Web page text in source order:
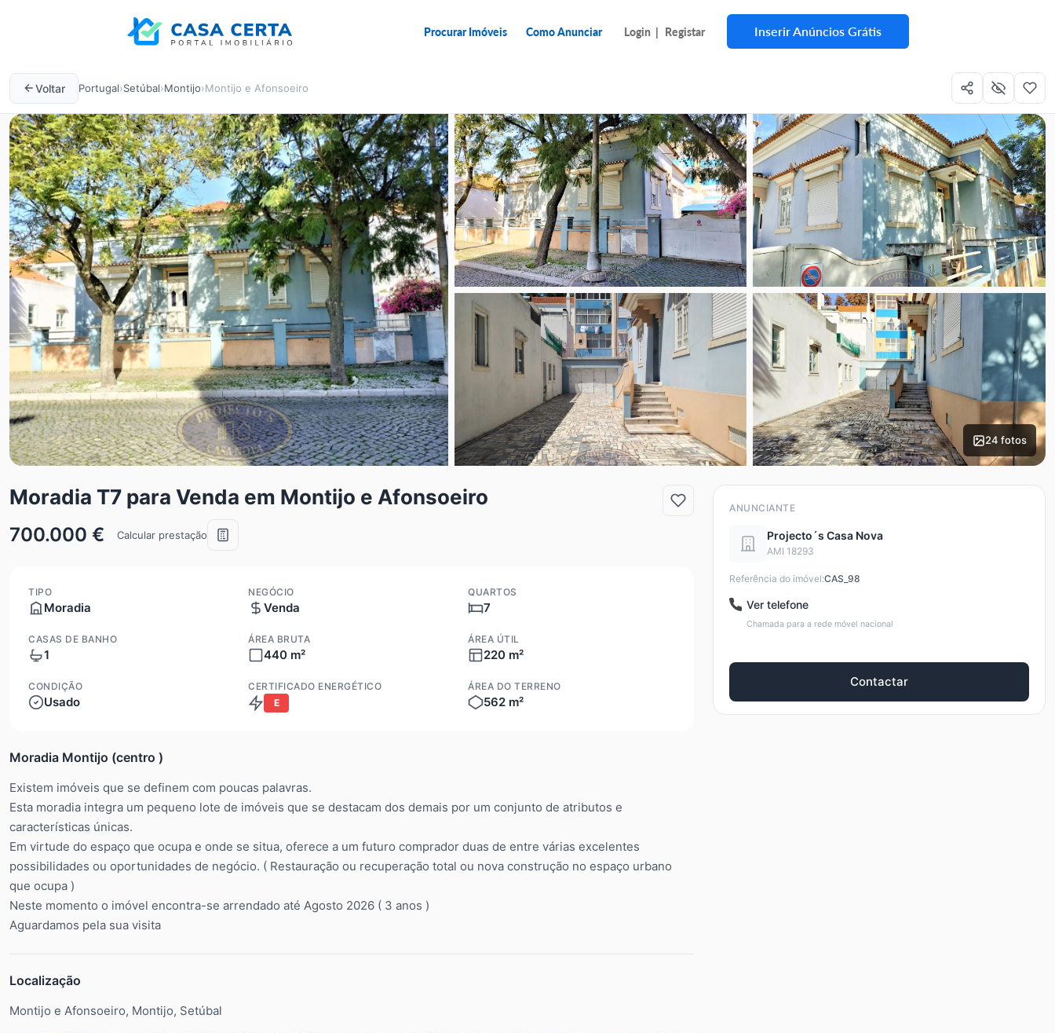
Procurar Imóveis Como Anunciar Login | Registar Inserir Anúncios Grátis
Voltar Portugal›Setúbal›Montijo›Montijo e Afonsoeiro
24 fotos
Moradia T7 para Venda em Montijo e Afonsoeiro
700.000 € Calcular prestação
TIPO
Moradia
NEGÓCIO
Venda
QUARTOS
7
CASAS DE BANHO
1
ÁREA BRUTA
440 m²
ÁREA ÚTIL
220 m²
CONDIÇÃO
Usado
CERTIFICADO ENERGÉTICO
E
ÁREA DO TERRENO
562 m²
Moradia Montijo (centro )
Existem imóveis que se definem com poucas palavras.
Esta moradia integra um pequeno lote de imóveis que se destacam dos demais por um conjunto de atributos e
características únicas.
Em virtude do espaço que ocupa e onde se situa, oferece a um futuro comprador duas de entre várias excelentes
possibilidades ou oportunidades de negócio. ( Restauração ou recuperação total ou nova construção no espaço urbano
que ocupa )
Neste momento o imóvel encontra-se arrendado até Agosto 2026 ( 3 anos )
Aguardamos pela sua visita
Localização
Montijo e Afonsoeiro, Montijo, Setúbal
ANUNCIANTE
Projecto´s Casa Nova
AMI 18293
Referência do imóvel:CAS_98
Ver telefone
Chamada para a rede móvel nacional
Contactar